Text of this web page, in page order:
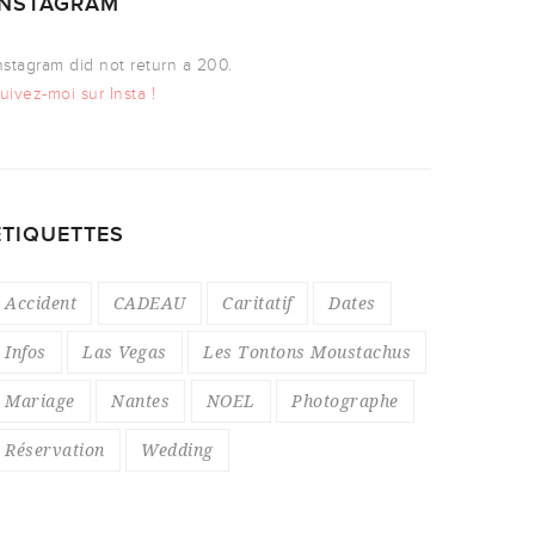
did not return a 200.
moi sur Insta !
Accident CADEAU Caritatif Dates
Infos Las Vegas Les Tontons Moustachus
Mariage Nantes NOEL Photographe
Réservation Wedding